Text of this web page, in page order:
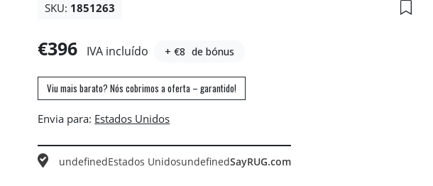
SKU: 1851263
€396 IVA incluído + €8 de bónus
Viu mais barato? Nós cobrimos a oferta – garantido!
Envia para:
undefinedEstados UnidosundefinedSayRUG.com